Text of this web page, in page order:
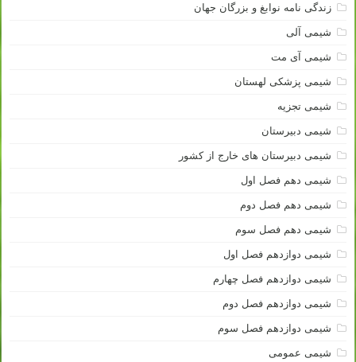
زندگی نامه نوابغ و بزرگان جهان
شیمی آلی
شیمی آی مت
شیمی پزشکی لهستان
شیمی تجزیه
شیمی دبیرستان
شیمی دبیرستان های خارج از کشور
شیمی دهم فصل اول
شیمی دهم فصل دوم
شیمی دهم فصل سوم
شیمی دوازدهم فصل اول
شیمی دوازدهم فصل چهارم
شیمی دوازدهم فصل دوم
شیمی دوازدهم فصل سوم
شیمی عمومی